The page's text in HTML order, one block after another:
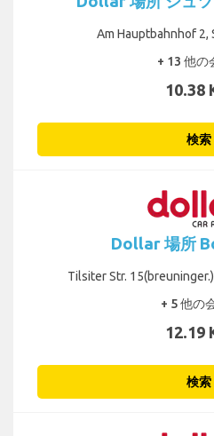
Am Hauptbahnhof 2,
+ 13 他の
10.38
検索
Dollar 場所
Tilsiter Str.
+ 5 他の
12.19
検索